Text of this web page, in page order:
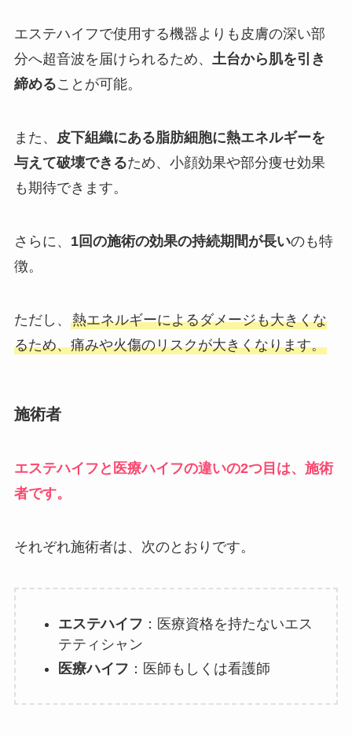
エステハイフで使用する機器よりも皮膚の深い部
分へ超音波を届けられるため、 土台から肌を引き
締めることが可能。
また、 皮下組織にある脂肪細胞に熱エネルギーを
与えて破壊できるため、小顔効果や部分痩せ効果
も期待できます。
さらに、 1回の施術の効果の持続期間が長いのも特
徴。
ただし、 熱エネルギーによるダメージも大きくな
るため、痛みや火傷のリスクが大きくなります。
施術者
エステハイフと医療ハイフの違いの2つ目は、施術
者です。
それぞれ施術者は、次のとおりです。
エステハイフ ：医療資格を持たないエス
テティシャン
医療ハイフ ：医師もしくは看護師